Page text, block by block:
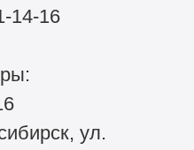
14-16
ул.